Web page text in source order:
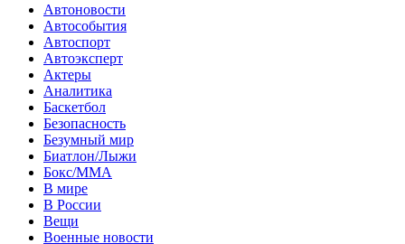
Автоновости
Автособытия
Автоспорт
Автоэксперт
Актеры
Аналитика
Баскетбол
Безопасность
Безумный мир
Биатлон/Лыжи
Бокс/MMA
В мире
В России
Вещи
Военные новости